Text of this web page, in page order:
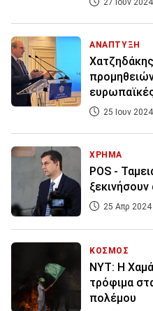
27 Ιουν 2024
ΑΝΑΠΤΥΞΗ
25 Ιουν
ΧΡΗΜΑ
POS -
25 Απρ
ΚΟΣΜΟΣ
NYT: Η
τρόφιμα
πολέμου